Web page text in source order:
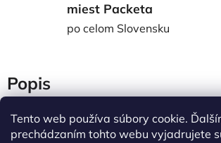
Tento web používa súbory cookie.
prechádzaním tohto webu vyjadrujete
miest Packeta
po celom Slovensku
Popis
Diskusia